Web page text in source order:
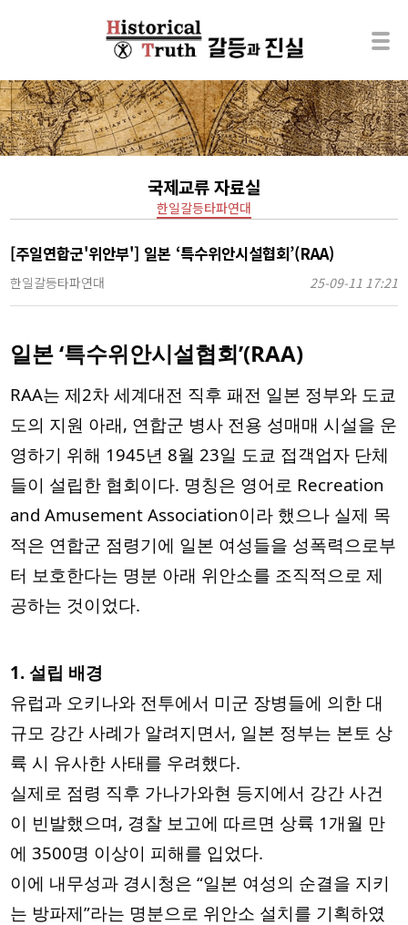
국제교류 자료실
한일갈등타파연대
[주일연합군'위안부'] 일본 ‘특수위안시설협회’(RAA)
한일갈등타파연대 25-09-11 17:21
일본 ‘특수위안시설협회’(RAA)
RAA는 제2차 세계대전 직후 패전 일본 정부와 도쿄
도의 지원 아래, 연합군 병사 전용 성매매 시설을 운
영하기 위해 1945년 8월 23일 도쿄 접객업자 단체
들이 설립한 협회이다. 명칭은 영어로 Recreation
and Amusement Association이라 했으나 실제 목
적은 연합군 점령기에 일본 여성들을 성폭력으로부
터 보호한다는 명분 아래 위안소를 조직적으로 제
공하는 것이었다.
1. 설립 배경
유럽과 오키나와 전투에서 미군 장병들에 의한 대
규모 강간 사례가 알려지면서, 일본 정부는 본토 상
륙 시 유사한 사태를 우려했다.
실제로 점령 직후 가나가와현 등지에서 강간 사건
이 빈발했으며, 경찰 보고에 따르면 상륙 1개월 만
에 3500명 이상이 피해를 입었다.
이에 내무성과 경시청은 “일본 여성의 순결을 지키
는 방파제”라는 명분으로 위안소 설치를 기획하였